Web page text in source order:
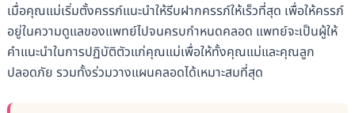
เมื่อคุณแม่เริ่มตั้งครรภ์แนะนำให้รีบฝากครรภ์ให้เร็วที่สุด เพื่อให้ครรภ์
อยู่ในความดูแลของแพทย์ไปจนครบกำหนดคลอด แพทย์จะเป็นผู้ให้
คำแนะนำในการปฏิบัติตัวแก่คุณแม่เพื่อให้ทั้งคุณแม่และคุณลูก
ปลอดภัย รวมทั้งร่วมวางแผนคลอดได้เหมาะสมที่สุด